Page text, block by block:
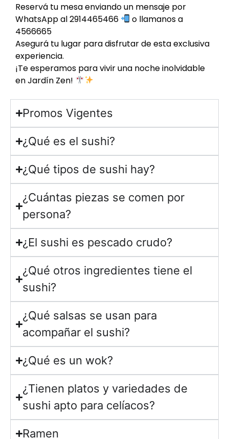
Reservá tu mesa enviando un mensaje por
WhatsApp al 2914465466
o llamanos a
4566665
Asegurá tu lugar para disfrutar de esta exclusiva
experiencia.
¡Te esperamos para vivir una noche inolvidable
en Jardín Zen!
Promos Vigentes
¿Qué es el sushi?
¿Qué tipos de sushi hay?
¿Cuántas piezas se comen por
persona?
¿El sushi es pescado crudo?
¿Qué otros ingredientes tiene el
sushi?
¿Qué salsas se usan para
acompañar el sushi?
¿Qué es un wok?
¿Tienen platos y variedades de
sushi apto para celíacos?
Ramen